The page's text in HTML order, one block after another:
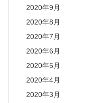
2020年9月
2020年8月
2020年7月
2020年6月
2020年5月
2020年4月
2020年3月